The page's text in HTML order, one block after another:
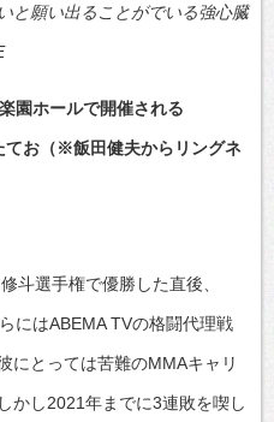
と願い出ることがでいる強心臓
園ホールで開催される
お（※飯田健夫からリングネ
斗選手権で優勝した直後、
にはABEMA TVの格闘代理戦
にとっては苦難のMMAキャリ
かし2021年までに3連敗を喫し